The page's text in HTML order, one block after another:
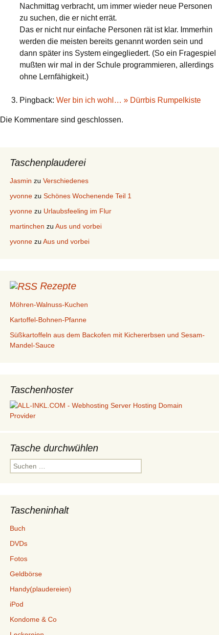
Nachmittag verbracht, um immer wieder neue Personen
zu suchen, die er nicht errät.
Das er nicht nur einfache Personen rät ist klar. Immerhin
werden die meisten bereits genannt worden sein und
dann später ins System eingegliedert. (So ein Fragespiel
mußten wir mal in der Schule programmieren, allerdings
ohne Lernfähigkeit.)
Pingback: Wer bin ich wohl… » Dürrbis Rumpelkiste
Die Kommentare sind geschlossen.
Taschenplauderei
Jasmin zu Verschiedenes
yvonne zu Schönes Wochenende Teil 1
yvonne zu Urlaubsfeeling im Flur
martinchen zu Aus und vorbei
yvonne zu Aus und vorbei
Rezepte
Möhren-Walnuss-Kuchen
Kartoffel-Bohnen-Pfanne
Süßkartoffeln aus dem Backofen mit Kichererbsen und Sesam-
Mandel-Sauce
Taschenhoster
Tasche durchwühlen
Suchen
nach:
Tascheninhalt
Buch
DVDs
Fotos
Geldbörse
Handy(plaudereien)
iPod
Kondome & Co